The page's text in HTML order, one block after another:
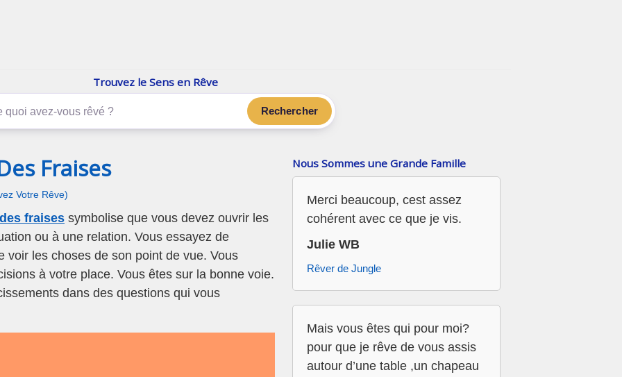
Trouvez le Sens en Rêve
Rechercher
Fraises
Votre Rêve)
fraises symbolise que vous devez ouvrir les
ou à une relation. Vous essayez de
voir les choses de son point de vue. Vous
à votre place. Vous êtes sur la bonne voie.
dans des questions qui vous
Nous Sommes une Grande Famille
Merci beaucoup, cest assez
cohérent avec ce que je vis.
Julie WB
Rêver de Jungle
Mais vous êtes qui pour moi?
pour que je rêve de vous assis
autour d’une table ,un chapeau